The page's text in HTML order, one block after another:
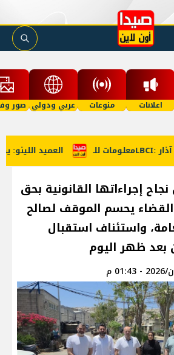
اعلانات منوعات عربي ودولي صور
العميد اللينو:
إجراءاتها القانونية بحق
يحسم الموقف لصالح
واستئناف استقبال
بعد ظهر اليوم